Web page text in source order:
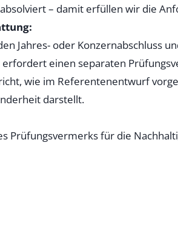
– damit erfüllen wir die
Jahres- oder Konzernabschluss
einen separaten
wie im Referentenentwurf
darstellt.
Prüfungsvermerks für die